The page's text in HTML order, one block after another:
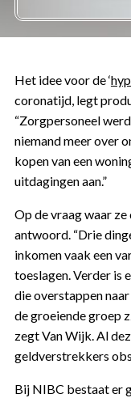
Het idee voor de ‘
coronatijd, legt
“Zorgpersoneel
niemand meer over
kopen van een
uitdagingen aan.”
Op de vraag waar
antwoord. “Drie
inkomen vaak een
toeslagen. Verder is
die overstappen naar
de groeiende groep
zegt Van Wijk. Al
geldverstrekkers
Bij NIBC bestaat er